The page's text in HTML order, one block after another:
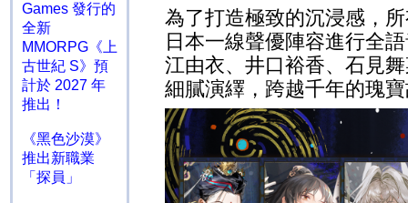
Games 發行的
全新
MMORPG《上
古世紀 S》預
計於 2027 年
推出！
《黑色沙漠》
推出新職業
「探員」
為了打造極致的沉浸感，
日本一線聲優陣容進行全
江由衣、井口裕香、石見
細膩演繹，跨越千年的瑰